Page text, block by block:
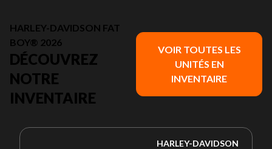
HARLEY-DAVIDSON FAT
BOY® 2026
DÉCOUVREZ
NOTRE
INVENTAIRE
VOIR TOUTES LES
UNITÉS EN
INVENTAIRE
HARLEY-DAVIDSON